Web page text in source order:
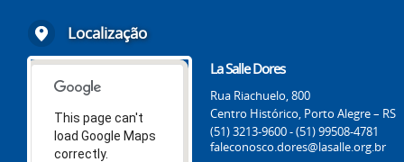
Localização
This page can't
load Google Maps
correctly.
La Salle Dores
Rua Riachuelo, 800
Centro Histórico, Porto Alegre – RS
(51) 3213-9600 - (51) 99508-4781
faleconosco.dores@lasalle.org.br